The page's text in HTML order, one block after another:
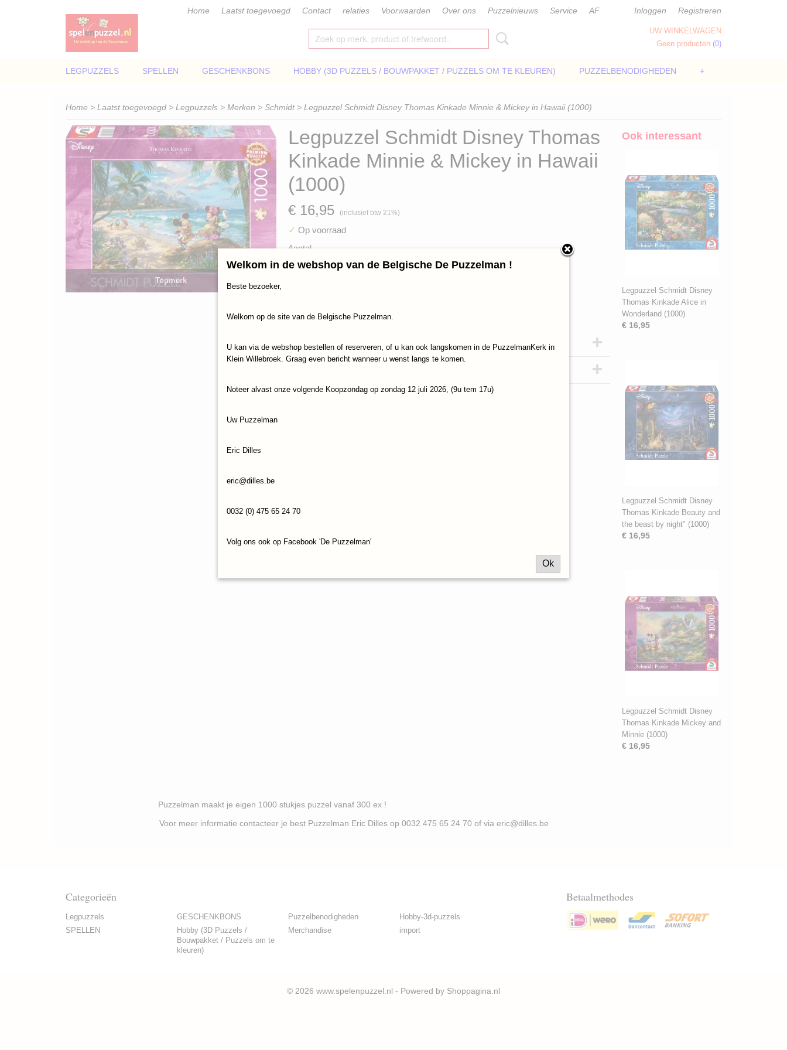
Home Laatst toegevoegd Contact relaties Voorwaarden Over ons Puzzelnieuws Service AF Inloggen Registreren
UW WINKELWAGEN
Geen producten (0)
LEGPUZZELS SPELLEN GESCHENKBONS HOBBY (3D PUZZELS / BOUWPAKKET / PUZZELS OM TE KLEUREN) PUZZELBENODIGHEDEN +
Home > Laatst toegevoegd > Legpuzzels > Merken > Schmidt> Legpuzzel Schmidt Disney Thomas Kinkade Minnie & Mickey in Hawaii (1000)
Topmerk
Legpuzzel Schmidt Disney Thomas
Kinkade Minnie & Mickey in Hawaii
(1000)
€ 16,95 (inclusief btw 21%)
✓ Op voorraad
Aantal
Specificaties
Productcode
Schmidt-57528
Ook interessant
Legpuzzel Schmidt Disney
Thomas Kinkade Alice in
Wonderland (1000)
€ 16,95
Legpuzzel Schmidt Disney
Thomas Kinkade Beauty and
the beast by night" (1000)
€ 16,95
Legpuzzel Schmidt Disney
Thomas Kinkade Mickey and
Minnie (1000)
€ 16,95
Puzzelman maakt je eigen 1000 stukjes puzzel vanaf 300 ex !
Voor meer informatie contacteer je best Puzzelman Eric Dilles op 0032 475 65 24 70 of via eric@dilles.be
Categorieën
Legpuzzels
SPELLEN
GESCHENKBONS
Hobby (3D Puzzels /
Bouwpakket / Puzzels om te
kleuren)
Puzzelbenodigheden
Merchandise
Hobby-3d-puzzels
import
Betaalmethodes
© 2026 www.spelenpuzzel.nl - Powered by Shoppagina.nl
Welkom in de webshop van de Belgische De Puzzelman !
Beste bezoeker,
Welkom op de site van de Belgische Puzzelman.
U kan via de webshop bestellen of reserveren, of u kan ook langskomen in de PuzzelmanKerk in
Klein Willebroek. Graag even bericht wanneer u wenst langs te komen.
Noteer alvast onze volgende Koopzondag op zondag 12 juli 2026, (9u tem 17u)
Uw Puzzelman
Eric Dilles
eric@dilles.be
0032 (0) 475 65 24 70
Volg ons ook op Facebook 'De Puzzelman'
Ok